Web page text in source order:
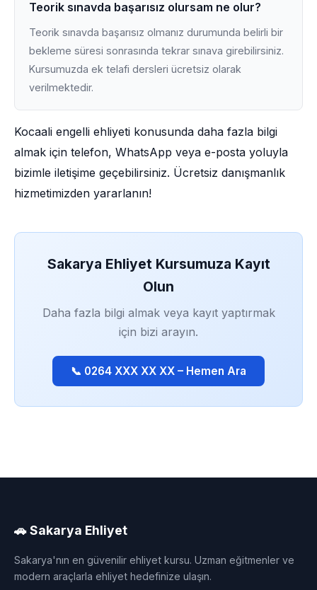
Teorik sınavda başarısız olursam ne olur?
Teorik sınavda başarısız olmanız durumunda belirli bir
bekleme süresi sonrasında tekrar sınava girebilirsiniz.
Kursumuzda ek telafi dersleri ücretsiz olarak
verilmektedir.
Kocaali engelli ehliyeti konusunda daha fazla bilgi
almak için telefon, WhatsApp veya e-posta yoluyla
bizimle iletişime geçebilirsiniz. Ücretsiz danışmanlık
hizmetimizden yararlanın!
Sakarya Ehliyet Kursumuza Kayıt
Olun
Daha fazla bilgi almak veya kayıt yaptırmak
için bizi arayın.
📞 0264 XXX XX XX – Hemen Ara
🚗 Sakarya Ehliyet
Sakarya'nın en güvenilir ehliyet kursu. Uzman eğitmenler ve
modern araçlarla ehliyet hedefinize ulaşın.